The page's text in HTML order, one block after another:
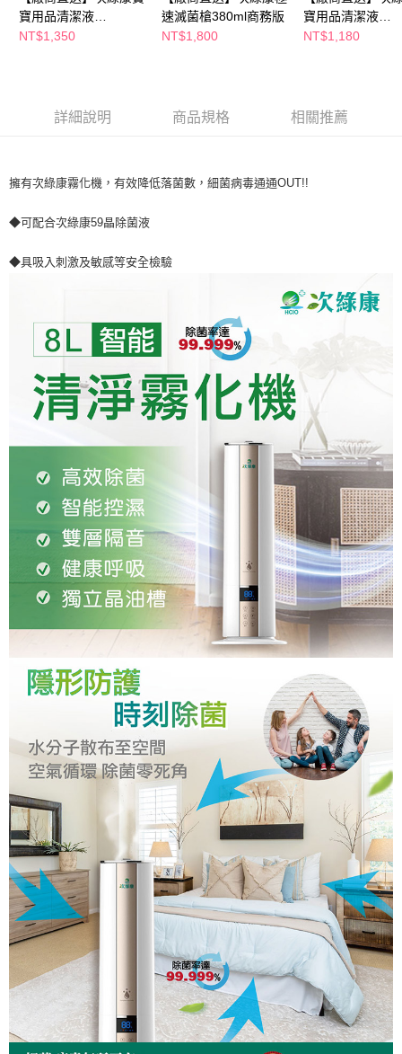
https://aftee.tw/terms/#terms3
３．未成年的使用者請事先徵得法定代理人或監護人之同意方可使用
請求用戶進行身份認證。
寶用品清潔液
1L*2+350ml*1
NT$1,350
速滅菌槍380ml商務版
NT$1,800
寶用品清潔液
1L+350ml+500ml
NT$1,180
詳細說明 商品規格 相關推薦
擁有次綠康霧化機，有效降低落菌數，細菌病毒通通OUT!!
◆可配合次綠康59晶除菌液
◆具吸入刺激及敏感等安全檢驗